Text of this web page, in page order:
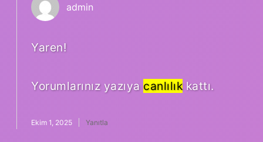
admin
Yaren!
Yorumlarınız yazıya canlılıkkattı.
Ekim 1, 2025 Yanıtla